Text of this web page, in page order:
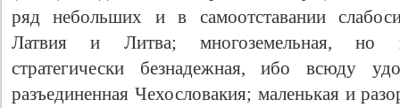
ряд небольших и в самоотставании
Латвия и Литва; многоземельная, но
стратегически безнадежная, ибо всюду
разъединенная Чехословакия; маленькая и